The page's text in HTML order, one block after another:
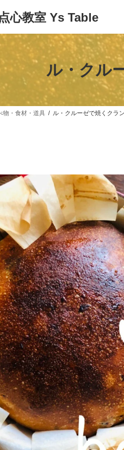
心教室 Ys Table
ル・クル
物・食材・道具 ル・クルーゼで焼くクラ